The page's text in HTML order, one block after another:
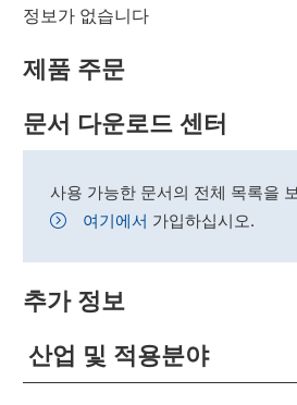
정보가 없습니다
제품 주문
문서 다운로드 센터
사용 가능한 문서의 전체 목록을
여기에서 가입하십시오.
추가 정보
산업 및 적용분야